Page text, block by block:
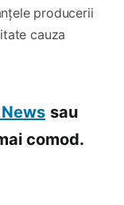
producerii
cauza
sau
comod.